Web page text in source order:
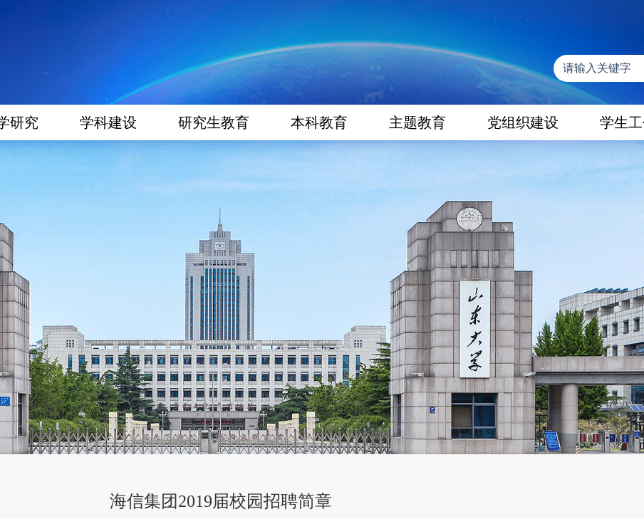
研究 学科建设 研究生教育 本科教育 主题教育 党组织建设 学生
海信集团2019届校园招聘简章